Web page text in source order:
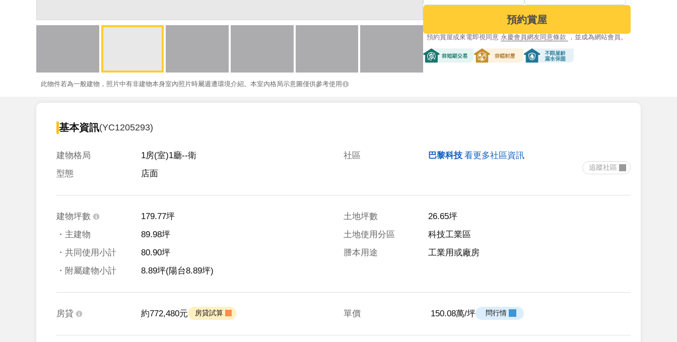
此物件若為一般建物，照片中有非建物本身室內照片時屬週遭環境介紹。本室內格局示意圖僅供參考使用
預約賞屋
預約賞屋或來電即視同意 永慶會員網友同意條款 ，並成為網站會員。
基本資訊(YC1205293)
建物格局
1房(室)1廳--衛
型態
店面
社區 巴黎科技 看更多社區資訊
建物坪數
179.77坪
・主建物
89.98坪
・共同使用小計
80.90坪
・附屬建物小計
8.89坪(陽台8.89坪)
土地坪數
26.65坪
土地使用分區
科技工業區
謄本用途
工業用或廠房
房貸 約772,480元 房貸試算 單價 150.08萬/坪 問行情